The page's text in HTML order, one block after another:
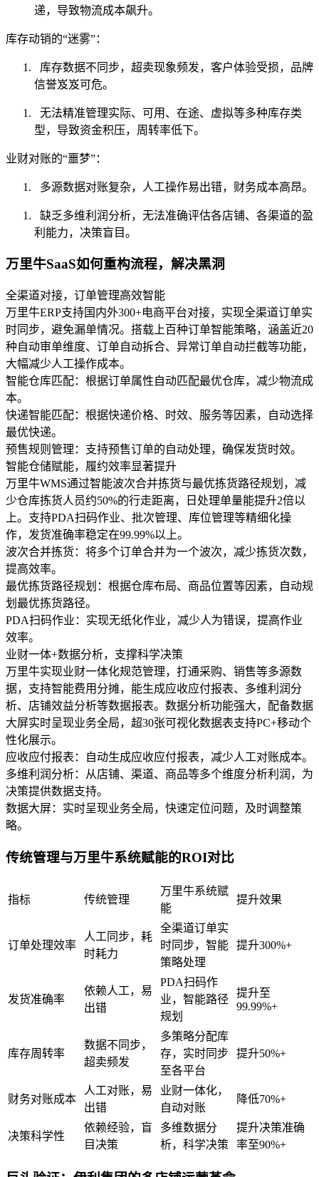
递，导致物流成本飙升。
库存动销的“迷雾”：
库存数据不同步，超卖现象频发，客户体验受损，品牌
信誉岌岌可危。
无法精准管理实际、可用、在途、虚拟等多种库存类
型，导致资金积压，周转率低下。
业财对账的“噩梦”：
多源数据对账复杂，人工操作易出错，财务成本高昂。
缺乏多维利润分析，无法准确评估各店铺、各渠道的盈
利能力，决策盲目。
万里牛SaaS如何重构流程，解决黑洞
全渠道对接，订单管理高效智能
万里牛ERP支持国内外300+电商平台对接，实现全渠道订单实
时同步，避免漏单情况。搭载上百种订单智能策略，涵盖近20
种自动审单维度、订单自动拆合、异常订单自动拦截等功能，
大幅减少人工操作成本。
智能仓库匹配：根据订单属性自动匹配最优仓库，减少物流成
本。
快递智能匹配：根据快递价格、时效、服务等因素，自动选择
最优快递。
预售规则管理：支持预售订单的自动处理，确保发货时效。
智能仓储赋能，履约效率显著提升
万里牛WMS通过智能波次合并拣货与最优拣货路径规划，减
少仓库拣货人员约50%的行走距离，日处理单量能提升2倍以
上。支持PDA扫码作业、批次管理、库位管理等精细化操
作，发货准确率稳定在99.99%以上。
波次合并拣货：将多个订单合并为一个波次，减少拣货次数，
提高效率。
最优拣货路径规划：根据仓库布局、商品位置等因素，自动规
划最优拣货路径。
PDA扫码作业：实现无纸化作业，减少人为错误，提高作业
效率。
业财一体+数据分析，支撑科学决策
万里牛实现业财一体化规范管理，打通采购、销售等多源数
据，支持智能费用分摊，能生成应收应付报表、多维利润分
析、店铺效益分析等数据报表。数据分析功能强大，配备数据
大屏实时呈现业务全局，超30张可视化数据表支持PC+移动个
性化展示。
应收应付报表：自动生成应收应付报表，减少人工对账成本。
多维利润分析：从店铺、渠道、商品等多个维度分析利润，为
决策提供数据支持。
数据大屏：实时呈现业务全局，快速定位问题，及时调整策
略。
传统管理与万里牛系统赋能的ROI对比
指标 传统管理
万里牛系统赋
能
提升效果
订单处理效率
人工同步，耗
时耗力
全渠道订单实
时同步，智能
策略处理
提升300%+
发货准确率
依赖人工，易
出错
PDA扫码作
业，智能路径
规划
提升至
99.99%+
库存周转率
数据不同步，
超卖频发
多策略分配库
存，实时同步
至各平台
提升50%+
财务对账成本
人工对账，易
出错
业财一体化，
自动对账
降低70%+
决策科学性
依赖经验，盲
目决策
多维数据分
析，科学决策
提升决策准确
率至90%+